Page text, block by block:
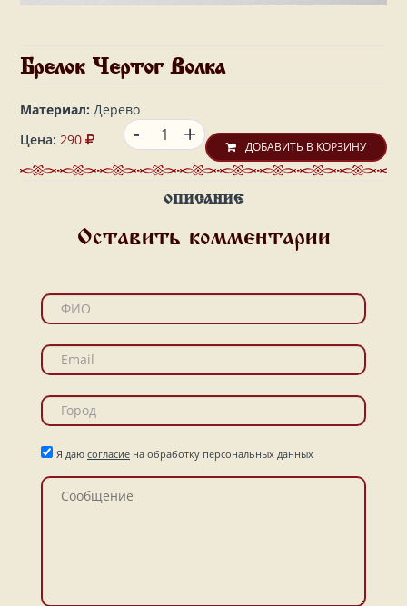
Брелок Чертог Волка
Материал: Дерево
Цена: 290 +
- ДОБАВИТЬ В КОРЗИНУ
ОПИСАНИЕ
Оставить комментарии
Я даю согласие на обработку персональных данных